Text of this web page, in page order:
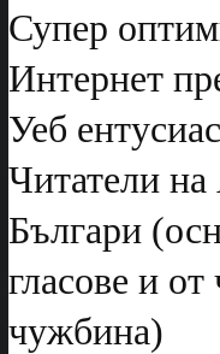
Супер
Интернет
Уеб
Читатели
Българи
гласове и
чужбина)